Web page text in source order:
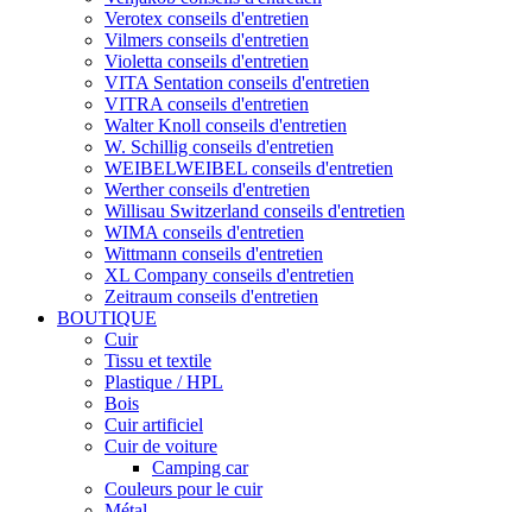
Verotex conseils d'entretien
Vilmers conseils d'entretien
Violetta conseils d'entretien
VITA Sentation conseils d'entretien
VITRA conseils d'entretien
Walter Knoll conseils d'entretien
W. Schillig conseils d'entretien
WEIBELWEIBEL conseils d'entretien
Werther conseils d'entretien
Willisau Switzerland conseils d'entretien
WIMA conseils d'entretien
Wittmann conseils d'entretien
XL Company conseils d'entretien
Zeitraum conseils d'entretien
BOUTIQUE
Cuir
Tissu et textile
Plastique / HPL
Bois
Cuir artificiel
Cuir de voiture
Camping car
Couleurs pour le cuir